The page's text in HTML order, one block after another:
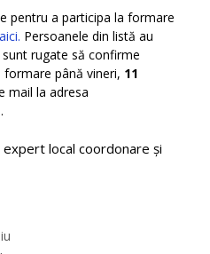
pentru a participa la formare
Persoanele din listă au
rugate să confirme
până vineri, 11
mail la adresa
expert local coordonare și